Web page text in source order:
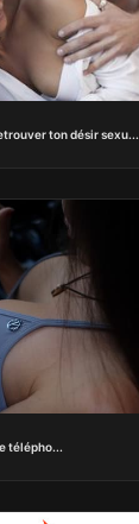
ton désir sexu...
télépho...